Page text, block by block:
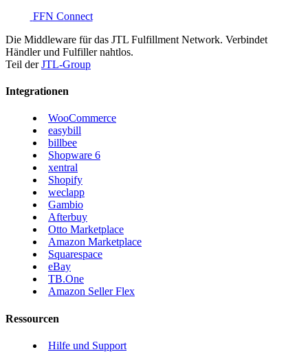
FFN Connect
Die Middleware für das JTL Fulfillment Network. Verbindet
Händler und Fulfiller nahtlos.
Teil derJTL-Group
Integrationen
WooCommerce
easybill
billbee
Shopware 6
xentral
Shopify
weclapp
Gambio
Afterbuy
Otto Marketplace
Amazon Marketplace
Squarespace
eBay
TB.One
Amazon Seller Flex
Ressourcen
Hilfe und Support